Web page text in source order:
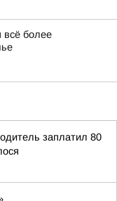
всё более
заплатил 80